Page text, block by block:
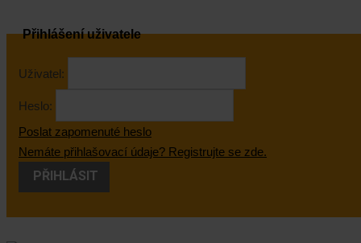
Přihlášení uživatele
Uživatel:
Heslo:
Poslat zapomenuté heslo
Nemáte přihlašovací údaje? Registrujte se zde.